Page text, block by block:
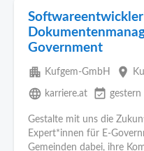
Government
apartment Kufgem-GmbH place
language karriere.at event_available gestern
Gestalte mit uns die
Expert*innen für E-
Gemeinden dabei, ihre